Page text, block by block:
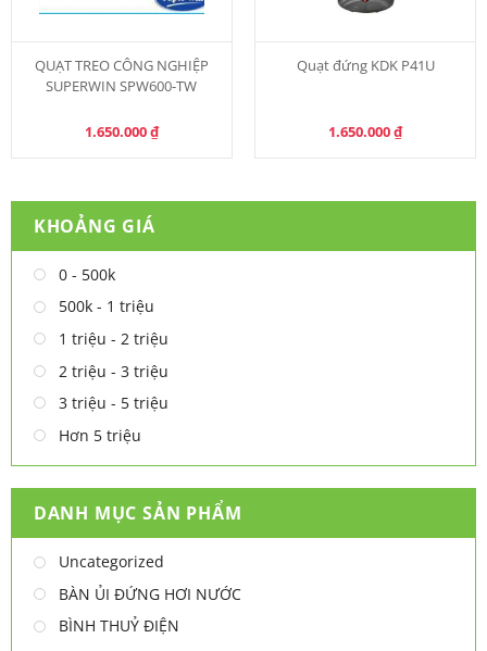
QUẠT TREO CÔNG NGHIỆP
SUPERWIN SPW600-TW
1.650.000₫
Quạt đứng KDK P41U
1.650.000₫
KHOẢNG GIÁ
0 - 500k
500k - 1 triệu
1 triệu - 2 triệu
2 triệu - 3 triệu
3 triệu - 5 triệu
Hơn 5 triệu
DANH MỤC SẢN PHẨM
Uncategorized
BÀN ỦI ĐỨNG HƠI NƯỚC
BÌNH THUỶ ĐIỆN